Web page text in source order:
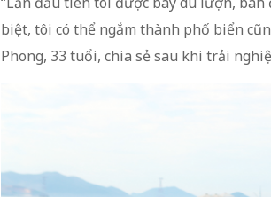
biệt, tôi có thể ngắm thành phố biển
Phong, 33 tuổi, chia sẻ sau khi trải